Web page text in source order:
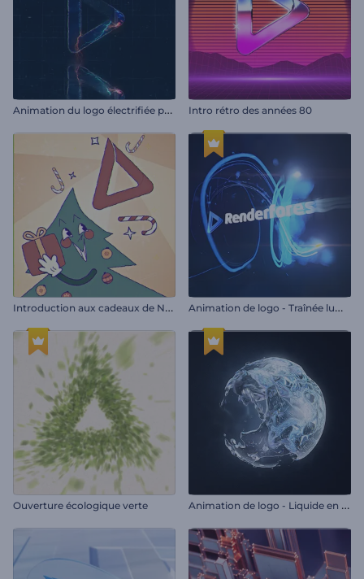
A
nimation du logo électrifiée pour les jeux vidéo Intro rétro des années 80
I
ntroduction aux cadeaux de Noël en dessin animé A
nimation de logo - Traînée lumineuse rapide
Ouverture écologique verte A
nimation de logo - Liquide en rotation